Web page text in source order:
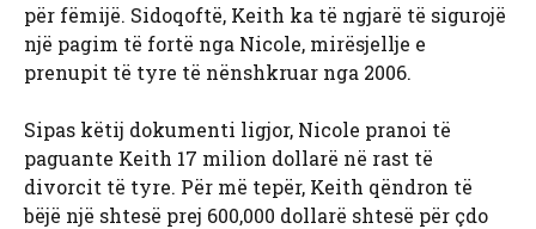
për fëmijë. Sidoqoftë, Keith ka të ngjarë të sigurojë
një pagim të fortë nga Nicole, mirësjellje e
prenupit të tyre të nënshkruar nga 2006.
Sipas këtij dokumenti ligjor, Nicole pranoi të
paguante Keith 17 milion dollarë në rast të
divorcit të tyre. Për më tepër, Keith qëndron të
bëjë një shtesë prej 600,000 dollarë shtesë për çdo